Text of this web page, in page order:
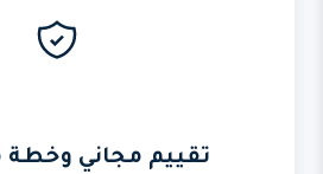
تقييم مجاني